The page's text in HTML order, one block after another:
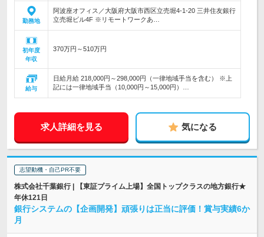
勤務地
阿波座オフィス／大阪府大阪市西区立売堀4-1-20 三井住友銀行
立売堀ビル4F ※リモートワークあ…
初年度
年収
370万円～510万円
給与
日給月給 218,000円～298,000円（一律地域手当を含む） ※上
記には一律地域手当（10,000円～15,000円）…
求人詳細を見る 気になる
志望動機・自己PR不要
株式会社千葉銀行 | 【東証プライム上場】全国トップクラスの地方銀行★
年休121日
銀行システムの【企画開発】頑張りは正当に評価！賞与実績6か
月